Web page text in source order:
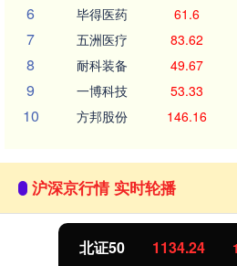
6 毕得医药 61.6
7 五洲医疗 83.62
8 耐科装备 49.67
9 一博科技 53.33
10 方邦股份 146.16
沪深京行情 实时轮播
北证50 1134.24